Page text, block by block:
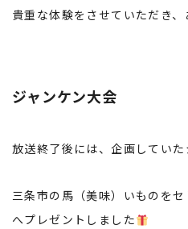
貴重な体験をさせていただき
ジャンケン大会
放送終了後には、企画していた
三条市の馬（美味）いものを
へプレゼントしました